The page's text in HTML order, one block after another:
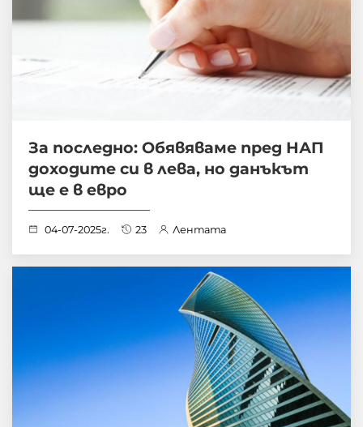
За последно: Обявяваме пред НАП
доходите си в лева, но данъкът
ще е в евро
04-07-2025г. 23 Лентата